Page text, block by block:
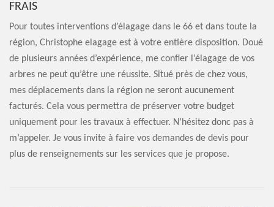
FRAIS
Pour toutes interventions d’élagage dans le 66 et dans toute la
région, Christophe elagage est à votre entière disposition. Doué
de plusieurs années d’expérience, me confier l’élagage de vos
arbres ne peut qu’être une réussite. Situé près de chez vous,
mes déplacements dans la région ne seront aucunement
facturés. Cela vous permettra de préserver votre budget
uniquement pour les travaux à effectuer. N’hésitez donc pas à
m’appeler. Je vous invite à faire vos demandes de devis pour
plus de renseignements sur les services que je propose.